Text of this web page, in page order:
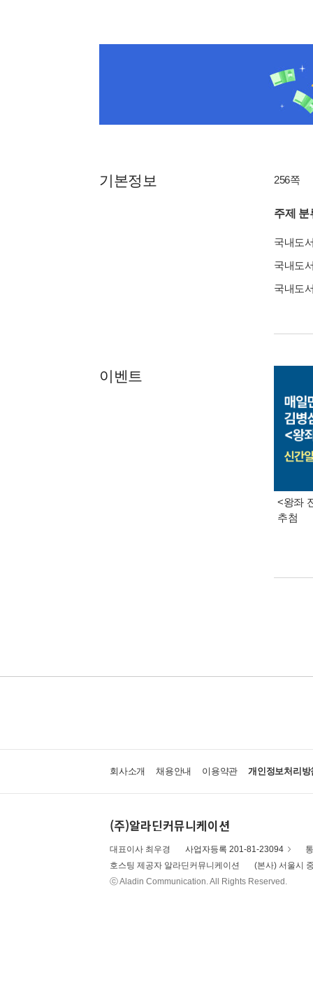
기본정보 256쪽
주제 분
국내도
국내도
국내도
이벤트
<왕좌
추첨
회사소개 채용안내 이용약관 개인정보처리방
(주)알라딘커뮤니케이션
대표이사 최우경 사업자등록 201-81-23094
호스팅 제공자 알라딘커뮤니케이션
(본사) 서울시
ⓒ Aladin Communication. All Rights Reserved.